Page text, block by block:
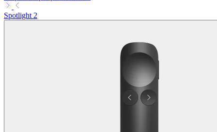
Spotlight 2